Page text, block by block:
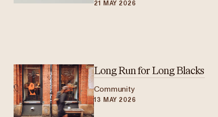
21 MAY 2026
Long Run for Long Blacks
Community
13 MAY 2026